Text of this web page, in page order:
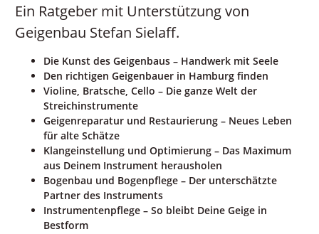
Ein Ratgeber mit Unterstützung von
Geigenbau Stefan Sielaff.
Die Kunst des Geigenbaus – Handwerk mit Seele
Den richtigen Geigenbauer in Hamburg finden
Violine, Bratsche, Cello – Die ganze Welt der
Streichinstrumente
Geigenreparatur und Restaurierung – Neues Leben
für alte Schätze
Klangeinstellung und Optimierung – Das Maximum
aus Deinem Instrument herausholen
Bogenbau und Bogenpflege – Der unterschätzte
Partner des Instruments
Instrumentenpflege – So bleibt Deine Geige in
Bestform